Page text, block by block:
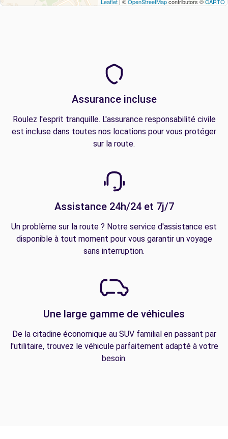
Assurance incluse
Roulez l'esprit tranquille. L'assurance responsabilité civile
est incluse dans toutes nos locations pour vous protéger
sur la route.
Assistance 24h/24 et 7j/7
Un problème sur la route ? Notre service d'assistance est
disponible à tout moment pour vous garantir un voyage
sans interruption.
Une large gamme de véhicules
De la citadine économique au SUV familial en passant par
l'utilitaire, trouvez le véhicule parfaitement adapté à votre
besoin.